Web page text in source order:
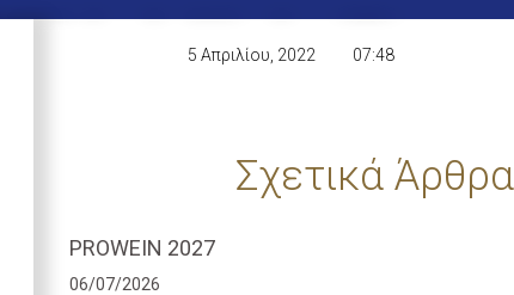
5 Απριλίου, 2022 07:48
Σχετικά Άρθρα
PROWEIN 2027
06/07/2026